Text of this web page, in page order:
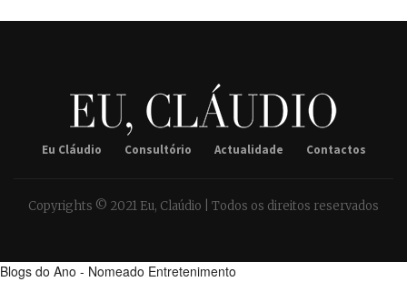
Eu Cláudio Consultório Actualidade Contactos
Copyrights © 2021 Eu, Claúdio | Todos os direitos reservados
Blogs do Ano - Nomeado Entretenimento